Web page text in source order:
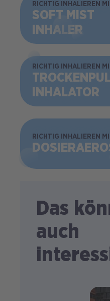
BILD
RICHTIG INHALIEREN
SOFT MIST
INHALER
BILD
RICHTIG INHALIEREN
INHALATOR
BILD
RICHTIG INHALIEREN
Das
auch